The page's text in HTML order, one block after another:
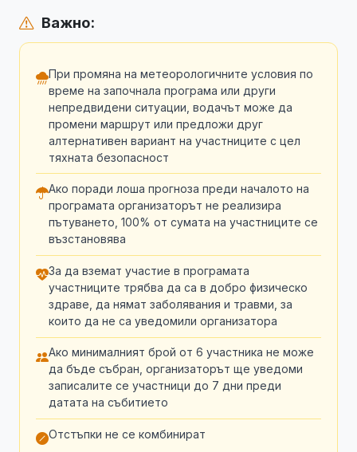
Важно:
При промяна на метеорологичните условия по
време на започнала програма или други
непредвидени ситуации, водачът може да
промени маршрут или предложи друг
алтернативен вариант на участниците с цел
тяхната безопасност
Ако поради лоша прогноза преди началото на
програмата организаторът не реализира
пътуването, 100% от сумата на участниците се
възстановява
За да вземат участие в програмата
участниците трябва да са в добро физическо
здраве, да нямат заболявания и травми, за
които да не са уведомили организатора
Ако минималният брой от 6 участника не може
да бъде събран, организаторът ще уведоми
записалите се участници до 7 дни преди
датата на събитието
Отстъпки не се комбинират